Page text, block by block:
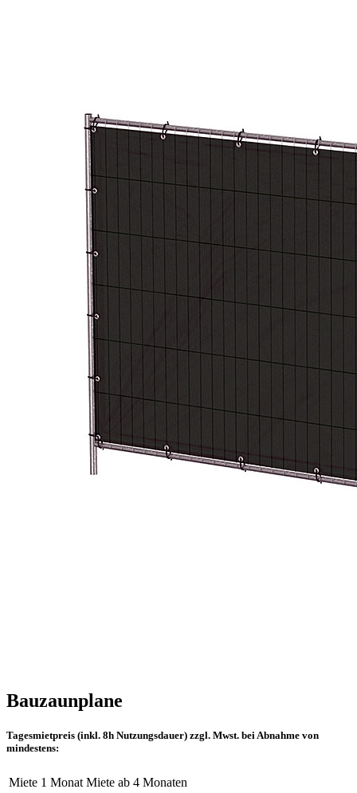
Bauzaunplane
Tagesmietpreis (inkl. 8h Nutzungsdauer) zzgl. Mwst. bei Abnahme von
mindestens:
Miete 1 Monat Miete ab 4 Monaten